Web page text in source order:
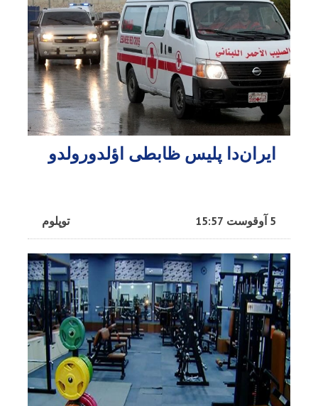
ایران‌دا پلیس ظابطی اؤلدورولدو
توپلوم 5 آوقوست 15:57